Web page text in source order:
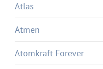
Atlas
Atmen
Atomkraft Forever